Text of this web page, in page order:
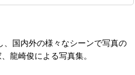
国内外の様々なシーンで写真の
龍崎俊による写真集。